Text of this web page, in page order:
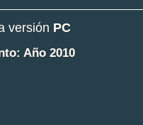
versión PC
Año 2010